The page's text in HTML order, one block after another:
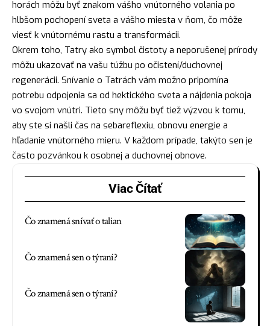
horách môžu byť znakom vášho vnútorného volania po
hlbšom pochopení sveta a vášho miesta v ňom, čo môže
viesť k vnútornému rastu a transformácii.
Okrem toho, Tatry ako symbol čistoty a neporušenej prírody
môžu ukazovať na vašu túžbu po očistení/duchovnej
regenerácii. Snívanie o Tatrách vám možno pripomína
potrebu odpojenia sa od hektického sveta a nájdenia pokoja
vo svojom vnútri. Tieto sny môžu byť tiež výzvou k tomu,
aby ste si našli čas na sebareflexiu, obnovu energie a
hľadanie vnútorného mieru. V každom prípade, takýto sen je
často pozvánkou k osobnej a duchovnej obnove.
Viac Čítať
Čo znamená snívať o talian
Čo znamená sen o týraní?
Čo znamená sen o týraní?